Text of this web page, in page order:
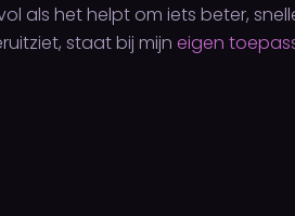
als het helpt om iets beter,
staat bij mijn eigen